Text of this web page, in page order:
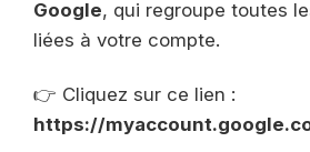
Google, qui regroupe toutes
liées à votre compte.
👉 Cliquez sur ce lien :
https://